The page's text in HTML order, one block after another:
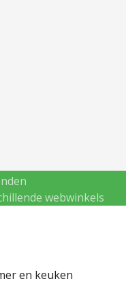
webwinkels
en keuken